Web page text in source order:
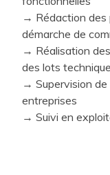
→ Rédaction des
démarche de
→ Réalisation
des lots
→ Supervision de
entreprises
→ Suivi en